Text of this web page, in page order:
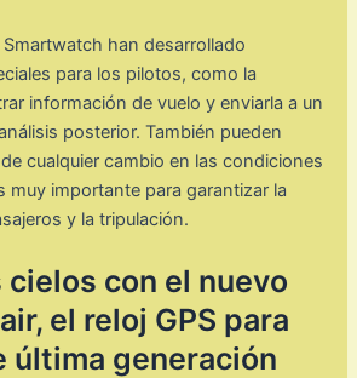
han desarrollado
para los pilotos, como la
información de vuelo y enviarla a un
posterior. También pueden
cualquier cambio en las condiciones
muy importante para garantizar la
y la tripulación.
cielos con el nuevo
el reloj GPS para
última generación